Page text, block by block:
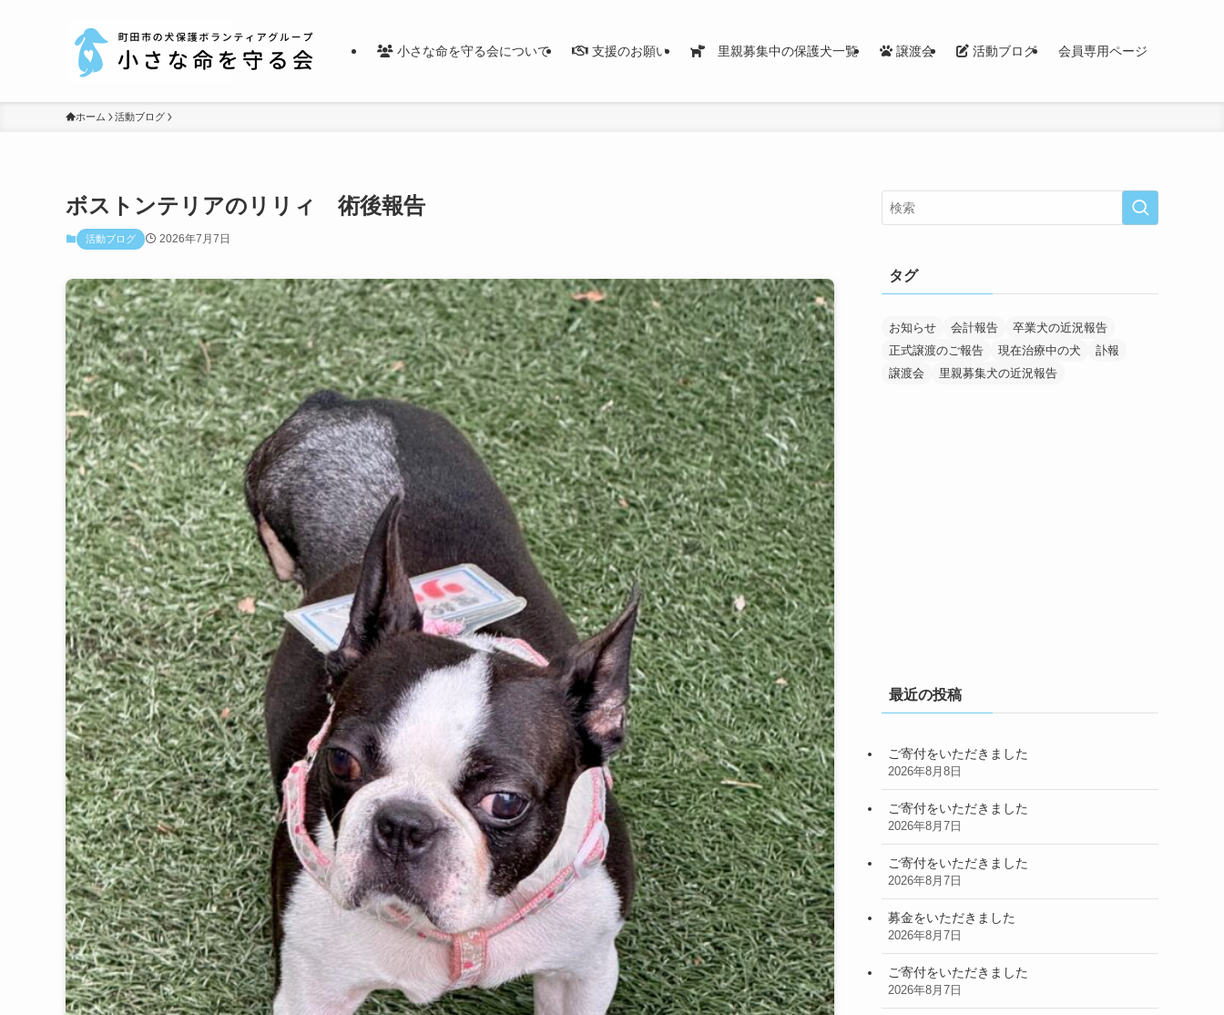
小さな命を守る会について 支援のお願い 里親募集中の保護犬一覧 譲渡会 活動ブログ 会員専用ページ
ホーム 活動ブログ
ボストンテリアのリリィ 術後報告
活動ブログ 2026年7月7日
タグ
お知らせ 会計報告
卒業犬の近況報告
正式譲渡のご報告
現在治療中の犬
訃報
譲渡会
里親募集犬の近況報告
最近の投稿
ご寄付をいただきました
2026年8月8日
ご寄付をいただきました
2026年8月7日
ご寄付をいただきました
2026年8月7日
募金をいただきました
2026年8月7日
ご寄付をいただきました
2026年8月7日